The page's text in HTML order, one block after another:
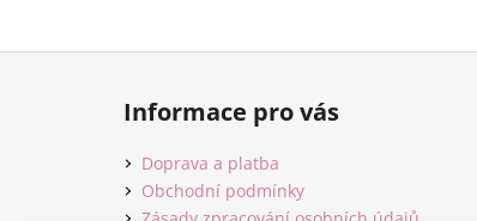
Z
Informace pro vás
Doprava a platba
Obchodní podmínky